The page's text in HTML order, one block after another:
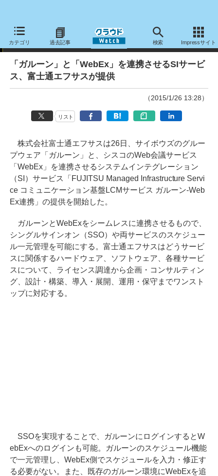
カテゴリ 過去記事 検索 Impressサイト
ニュース
「ガルーン」と「WebEx」を連携させるSIサービ
ス、富士通エフサスが提供
（2015/1/26 13:28）
リスト
株式会社富士通エフサスは26日、サイボウズのグルー
プウェア「ガルーン」と、シスコのWeb会議サービス
「WebEx」を連携させるシステムインテグレーション
（SI）サービス「FUJITSU Managed Infrastructure Servi
ce コミュニケーション基盤LCMサービス ガルーン-Web
Ex連携」の提供を開始した。
ガルーンとWebExをシームレスに連携させるもので、
シングルサインオン（SSO）や両サービスのスケジュー
ル一元管理を可能にする。富士通エフサスはどうサービ
スに関係するハードウェア、ソフトウェア、各種サービ
スについて、ライセンス調達から企画・コンサルティン
グ、設計・構築、導入・展開、運用・保守までワンスト
ップに対応する。
SSOを実現することで、ガルーンにログインするとW
ebExへのログインも可能。ガルーンのスケジュール機能
で一元管理し、WebEx側でスケジュールを入力・修正す
る必要がない。また、既存のガルーン環境にWebExを追